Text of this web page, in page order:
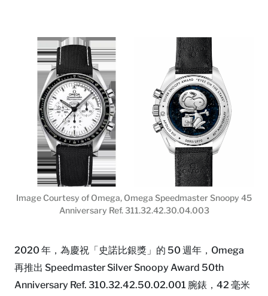
Image Courtesy of Omega, Omega Speedmaster Snoopy 45
Anniversary Ref. 311.32.42.30.04.003
2020 年，為慶祝「史諾比銀獎」的 50 週年，Omega
再推出 Speedmaster Silver Snoopy Award 50th
Anniversary Ref. 310.32.42.50.02.001 腕錶，42 毫米